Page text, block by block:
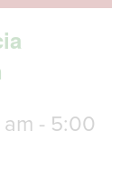
- 5:00